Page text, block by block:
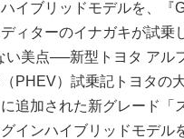
イブリッドモデルを、『
ィターのイナガキが試乗
い美点──新型トヨタ アル
PHEV）試乗記トヨタの
に追加された新グレード「
インハイブリッドモデル